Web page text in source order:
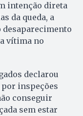
intenção direta
da queda, a
vítima no
declarou
por inspeções
conseguir
sem estar